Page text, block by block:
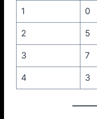
1 0
2 5
3 7
4 3